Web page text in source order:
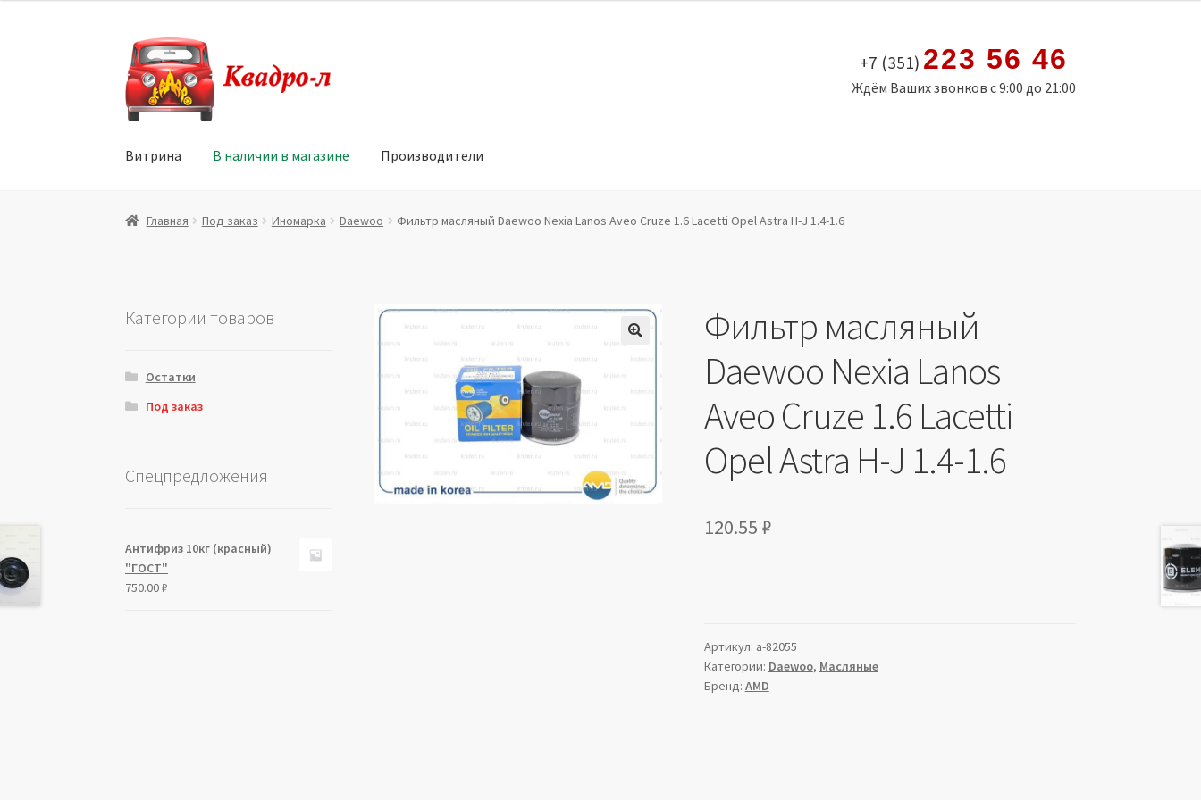
Перейти
к
навигации
Перейти
к
содержимому
+7 (351) 223 56 46
Ждём Ваших звонков с 9:00 до 21:00
Витрина В наличии в магазине Производители
Главная Витрина Мой аккаунт Политика в отношении обработки персональных данныхПроизводители
Главная Под заказ Иномарка Daewoo Фильтр масляный Daewoo Nexia Lanos Aveo Cruze 1.6 Lacetti Opel Astra H-J 1.4-1.6
Фильтр масляный
Daewoo Nexia Lanos
Aveo Cruze 1.6 Lacetti
Opel Astra H-J 1.4-1.6
120.55 ₽
Артикул: a-82055
Категории: Daewoo, Масляные
Бренд: AMD
Категории товаров
Остатки
Под заказ
Спецпредложения
Антифриз 10кг (красный)
"ГОСТ"
750.00₽